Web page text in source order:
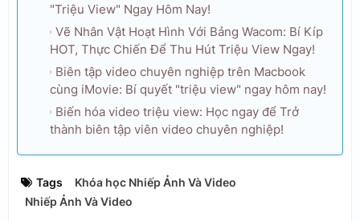
"Triệu View" Ngay Hôm Nay!
Vẽ Nhân Vật Hoạt Hình Với Bảng Wacom: Bí Kíp
HOT, Thực Chiến Để Thu Hút Triệu View Ngay!
Biên tập video chuyên nghiệp trên Macbook
cùng iMovie: Bí quyết "triệu view" ngay hôm nay!
Biến hóa video triệu view: Học ngay để Trở
thành biên tập viên video chuyên nghiệp!
Tags
Khóa học Nhiếp Ảnh Và Video
Nhiếp Ảnh Và Video